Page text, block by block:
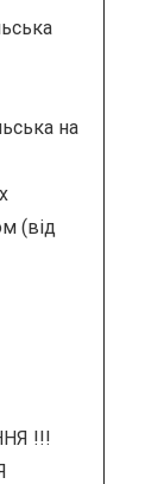
на
(від
!!!